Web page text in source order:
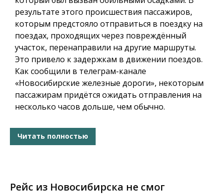
результате этого происшествия пассажиров,
которым предстояло отправиться в поездку на
поездах, проходящих через повреждённый
участок, перенаправили на другие маршруты.
Это привело к задержкам в движении поездов.
Как сообщили в телеграм-канале
«Новосибирские железные дороги», некоторым
пассажирам придётся ожидать отправления на
несколько часов дольше, чем обычно.
Читать полностью
Рейс из Новосибирска не смог